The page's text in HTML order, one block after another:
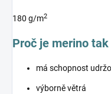
180 g/m2
Proč je merino
má schopnost
výborně větrá